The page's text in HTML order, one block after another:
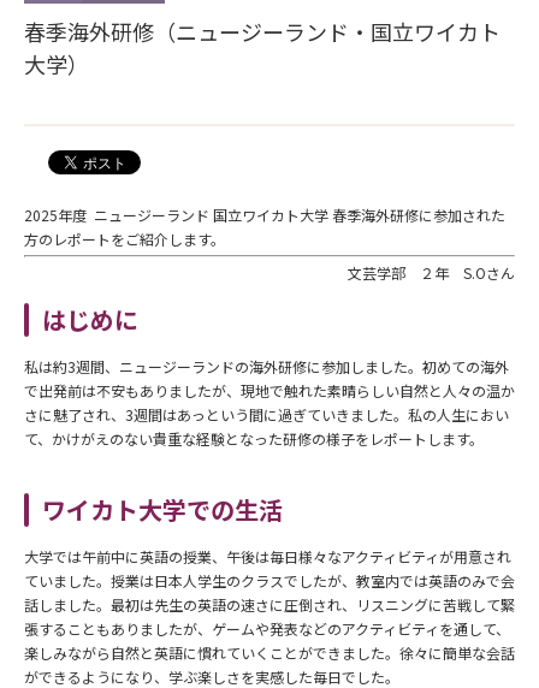
春季海外研修（ニュージーランド・国立ワイカト
大学）
2025年度 ニュージーランド 国立ワイカト大学 春季海外研修に参加された
方のレポートをご紹介します。
文芸学部 ２年 S.Oさん
はじめに
私は約3週間、ニュージーランドの海外研修に参加しました。初めての海外
で出発前は不安もありましたが、現地で触れた素晴らしい自然と人々の温か
さに魅了され、3週間はあっという間に過ぎていきました。私の人生におい
て、かけがえのない貴重な経験となった研修の様子をレポートします。
ワイカト大学での生活
大学では午前中に英語の授業、午後は毎日様々なアクティビティが用意され
ていました。授業は日本人学生のクラスでしたが、教室内では英語のみで会
話しました。最初は先生の英語の速さに圧倒され、リスニングに苦戦して緊
張することもありましたが、ゲームや発表などのアクティビティを通して、
楽しみながら自然と英語に慣れていくことができました。徐々に簡単な会話
ができるようになり、学ぶ楽しさを実感した毎日でした。